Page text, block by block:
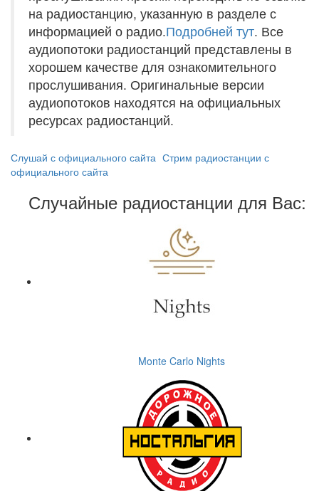
на радиостанцию, указанную в разделе с
информацией о радио.Подробней тут. Все
аудиопотоки радиостанций представлены в
хорошем качестве для ознакомительного
прослушивания. Оригинальные версии
аудиопотоков находятся на официальных
ресурсах радиостанций.
Слушай с официального сайта Стрим радиостанции с
официального сайта
Случайные радиостанции для Вас:
Monte Carlo Nights